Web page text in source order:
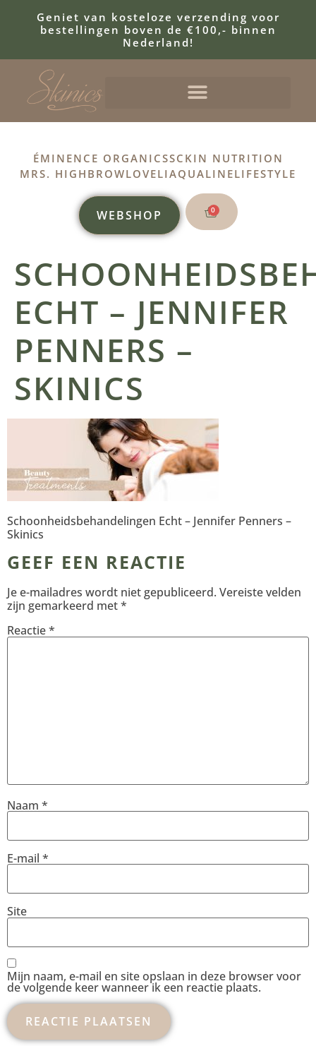
Geniet van kosteloze verzending voor
bestellingen boven de €100,- binnen
Nederland!
ÉMINENCE ORGANICSSCKIN NUTRITION
MRS. HIGHBROWLOVELIAQUALINELIFESTYLE
WEBSHOP 0
ECHT – JENNIFER
PENNERS –
SKINICS
Schoonheidsbehandelingen Echt – Jennifer Penners –
Skinics
GEEF EEN REACTIE
Je e-mailadres wordt niet gepubliceerd. Vereiste velden
zijn gemarkeerd met*
Reactie*
Naam *
E-mail *
Site
Mijn naam, e-mail en site opslaan in deze browser voor
de volgende keer wanneer ik een reactie plaats.